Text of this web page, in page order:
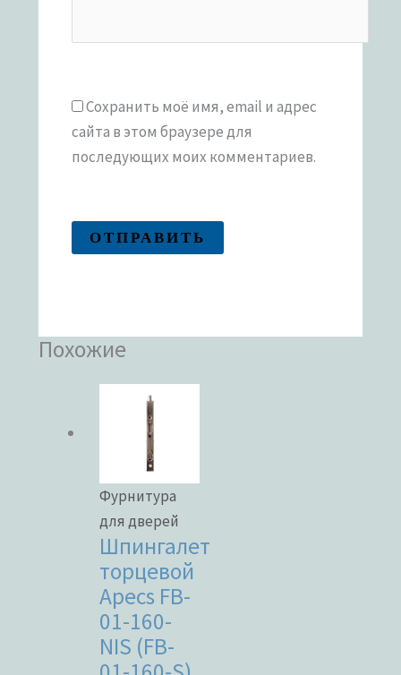
Сохранить моё имя, email и адрес
сайта в этом браузере для
последующих моих комментариев.
Похожие
Фурнитура
для дверей
Шпингалет
торцевой
Apecs FB-
01-160-
NIS (FB-